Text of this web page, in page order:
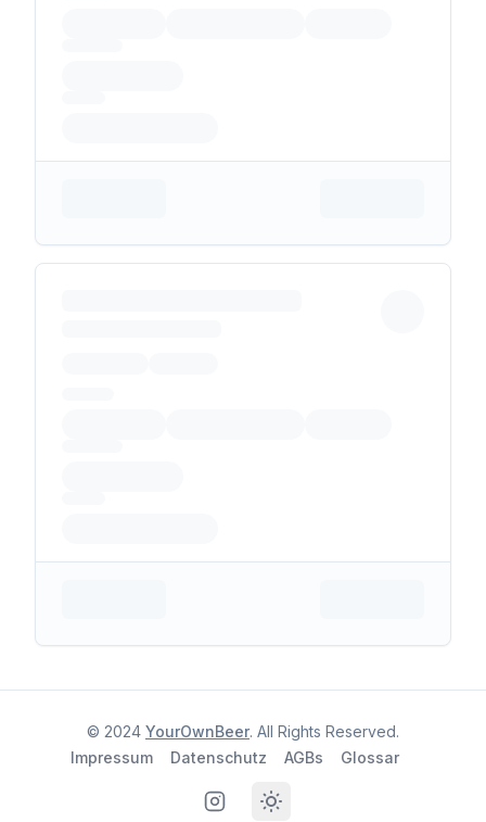
© 2024 YourOwnBeer. All Rights Reserved.
Impressum
Datenschutz AGBs Glossar
InstagramToggle theme